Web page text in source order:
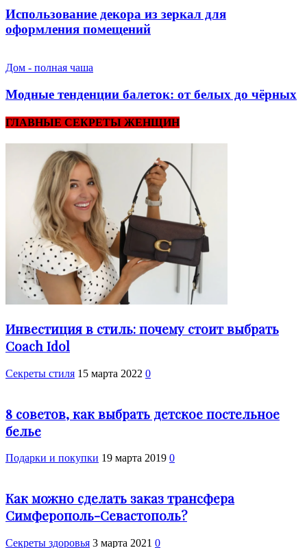
Использование декора из зеркал для
оформления помещений
Дом - полная чаша
Модные тенденции балеток: от белых до чёрных
ГЛАВНЫЕ СЕКРЕТЫ ЖЕНЩИН
Инвестиция в стиль: почему стоит выбрать
Coach Idol
Секреты стиля 15 марта 2022 0
8 советов, как выбрать детское постельное
белье
Подарки и покупки 19 марта 2019 0
Как можно сделать заказ трансфера
Симферополь-Севастополь?
Cекреты здоровья 3 марта 2021 0